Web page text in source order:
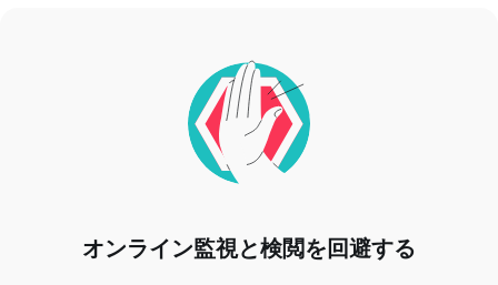
オンライン監視と検閲を回避する